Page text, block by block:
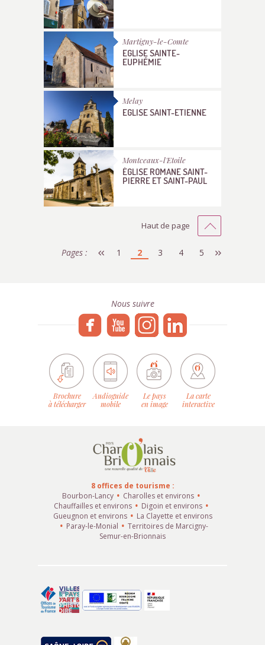
Martigny-le-Comte
EGLISE SAINTE-
EUPHÉMIE
Melay
EGLISE SAINT-ETIENNE
Montceaux-l'Etoile
ÉGLISE ROMANE SAINT-
PIERRE ET SAINT-PAUL
Haut de page
Pages : 1 2 3 4 5
Nous suivre
Brochure
à télécharger
Audioguide
mobile
Le pays
en image
La carte
interactive
8 offices de tourisme :
Bourbon-Lancy
Charolles et environs
Chauffailles et environs
Digoin et environs
Gueugnon et environs
La Clayette et environs
Paray-le-Monial
Territoires de Marcigny-
Semur-en-Brionnais